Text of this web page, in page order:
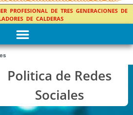
PROFESIONAL DE TRES GENERACIONES DE
DE CALDERAS
Politica de Redes
Sociales